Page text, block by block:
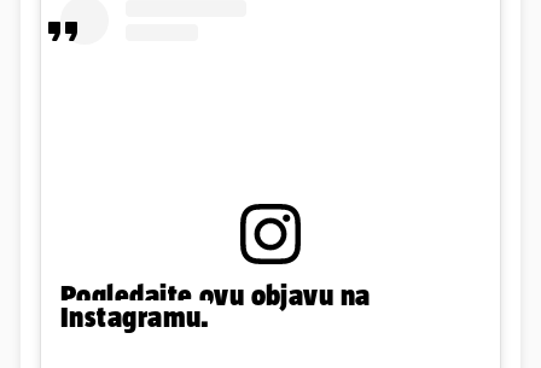
Pogledajte ovu objavu na
Instagramu.